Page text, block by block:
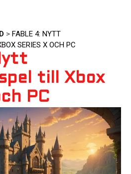
> FABLE 4: NYTT
SERIES X OCH PC
till Xbox
PC